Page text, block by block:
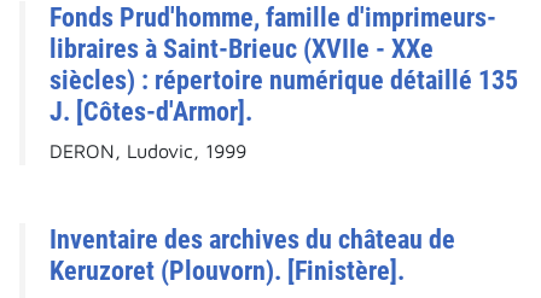
Fonds Prud'homme, famille d'imprimeurs-
libraires à Saint-Brieuc (XVIIe - XXe
siècles) : répertoire numérique détaillé 135
J. [Côtes-d'Armor].
DERON, Ludovic, 1999
Inventaire des archives du château de
Keruzoret (Plouvorn). [Finistère].